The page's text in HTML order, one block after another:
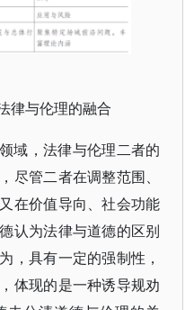
律与伦理的融合
域，法律与伦理二者的
尽管二者在调整范围、
在价值导向、社会功能
认为法律与道德的区别
，具有一定的强制性，
体现的是一种诱导规劝